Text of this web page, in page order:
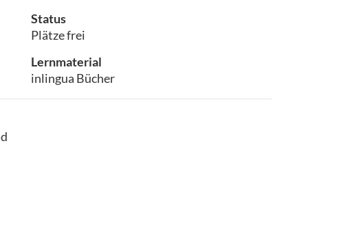
Status
Plätze frei
Lernmaterial
inlingua Bücher